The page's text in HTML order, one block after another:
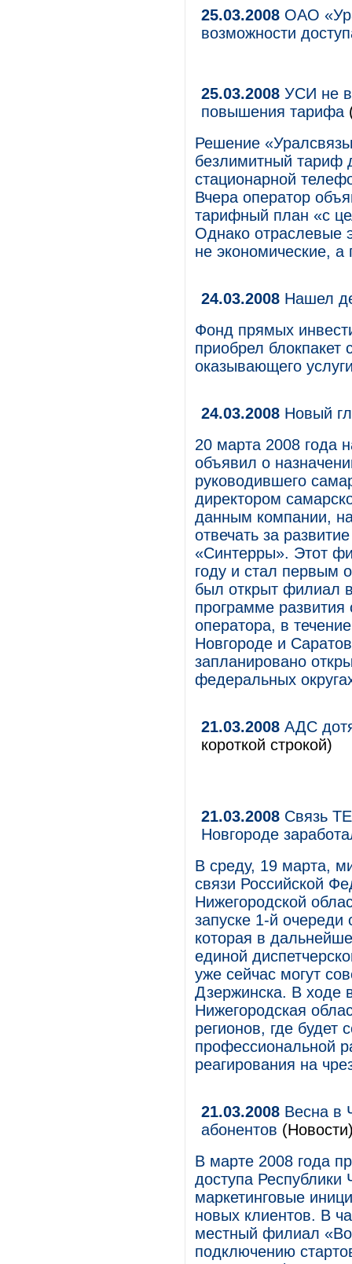
25.03.2008 ОАО
возможности
25.03.2008 УСИ не
повышения тарифа
Решение
безлимитный тариф
стационарной
Вчера оператор
тарифный план «с
Однако отраслевые
не экономические,
24.03.2008 Нашел
Фонд прямых
приобрел блокпакет
оказывающего
24.03.2008 Новый
20 марта 2008 года
объявил о
руководившего
директором
данным компании,
отвечать за
«Синтерры». Этот
году и стал первым
был открыт филиал
программе развития
оператора, в
Новгороде и
запланировано
федеральных
21.03.2008 АДС
короткой строкой)
21.03.2008 Связь
Новгороде
В среду, 19 марта,
связи Российской
Нижегородской
запуске 1-й
которая в
единой
уже сейчас могут
Дзержинска. В ходе
Нижегородская
регионов, где будет
профессиональной
реагирования на
21.03.2008 Весна в
абонентов
В марте 2008 года
доступа
маркетинговые
новых клиентов. В
местный филиал
подключению